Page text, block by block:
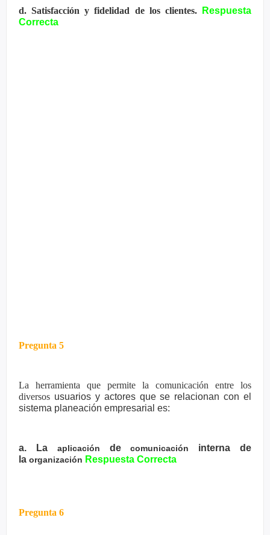
d. Satisfacción y fidelidad de los clientes.
Respuesta
Correcta
Pregunta 5
La herramienta que permite la comunicación entre los
diversos usuarios y actores que se relacionan con el
sistema planeación empresarial es:
a. La aplicación decomunicación
interna de
la organización Respuesta Correcta
Pregunta 6